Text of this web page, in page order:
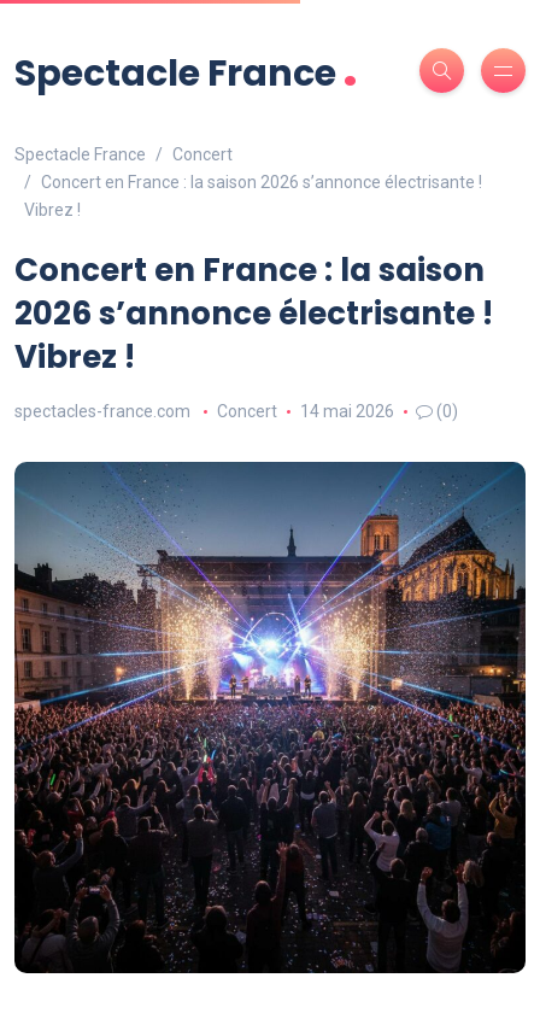
Spectacle France.
Spectacle France
Concert
Concert en France : la saison 2026 s’annonce électrisante !
Vibrez !
Concert en France : la saison
2026 s’annonce électrisante !
Vibrez !
spectacles-france.com Concert 14 mai 2026 (0)